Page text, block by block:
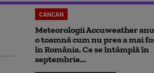
CANCAN
Meteorologii Accuweather
o toamnă cum nu prea a mai
în România. Ce se întâmplă în
septembrie...